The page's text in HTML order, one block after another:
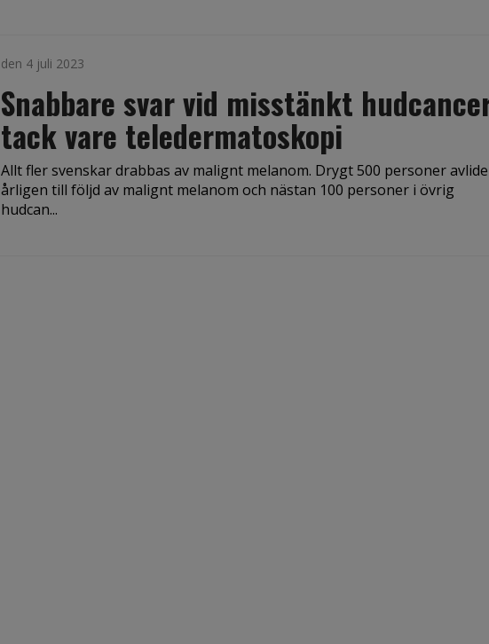
den 4 juli 2023
Snabbare svar vid misstänkt
tack vare teledermatoskopi
Allt fler svenskar drabbas av malignt melanom. Drygt 500 personer
årligen till följd av malignt melanom och nästan 100 personer i övrig
hudcan...